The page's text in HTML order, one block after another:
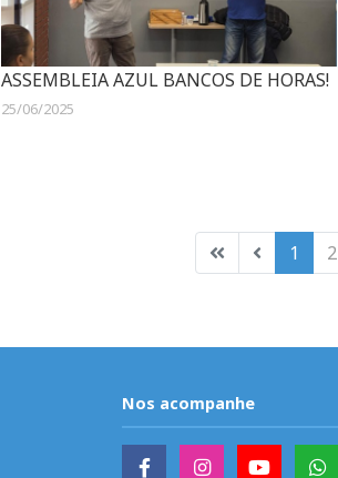
ASSEMBLEIA AZUL BANCOS DE HORAS!
25/06/2025
1 2
Nos acompanhe